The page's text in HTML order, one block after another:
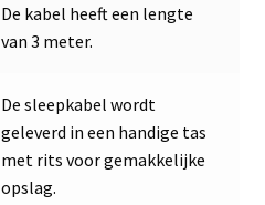
De kabel heeft een lengte
van 3 meter.
De sleepkabel wordt
geleverd in een handige tas
met rits voor gemakkelijke
opslag.